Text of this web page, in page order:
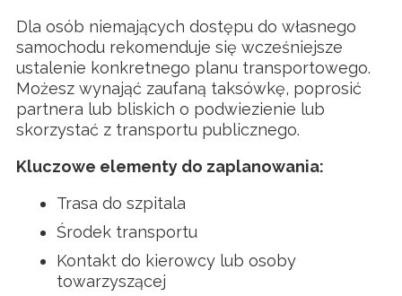
Dla osób niemających dostępu do własnego
samochodu rekomenduje się wcześniejsze
ustalenie konkretnego planu transportowego.
Możesz wynająć zaufaną taksówkę, poprosić
partnera lub bliskich o podwiezienie lub
skorzystać z transportu publicznego.
Kluczowe elementy do zaplanowania:
Trasa do szpitala
Środek transportu
Kontakt do kierowcy lub osoby
towarzyszącej